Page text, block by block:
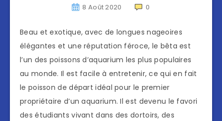
8 Août 2020 0
Beau et exotique, avec de longues nageoires
élégantes et une réputation féroce, le bêta est
l’un des poissons d’aquarium les plus populaires
au monde. Il est facile à entretenir, ce qui en fait
le poisson de départ idéal pour le premier
propriétaire d’un aquarium. Il est devenu le favori
des étudiants vivant dans des dortoirs, des